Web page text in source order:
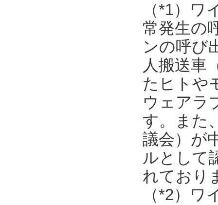
（*1）
常発生の
ンの呼び
人搬送車
たヒトや
ウェアラ
す。また
議会）が
ルとして
れており
（*2）